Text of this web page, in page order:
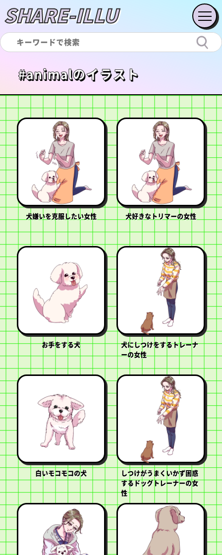
SHARE-ILLU
#animalのイラスト
犬嫌いを克服したい女性 犬好きなトリマーの女性
お手をする犬
犬にしつけをするトレーナ
ーの女性
白いモコモコの犬
しつけがうまくいかず困惑
するドッグトレーナーの女
性